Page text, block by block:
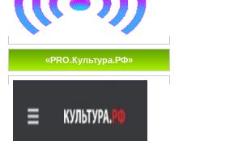
«PRO.Культура.РФ»